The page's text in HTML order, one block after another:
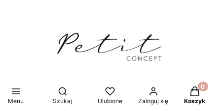
Menu
Otwórz wyszukiwarkę
Szukaj Ulubione Zaloguj się Koszyk